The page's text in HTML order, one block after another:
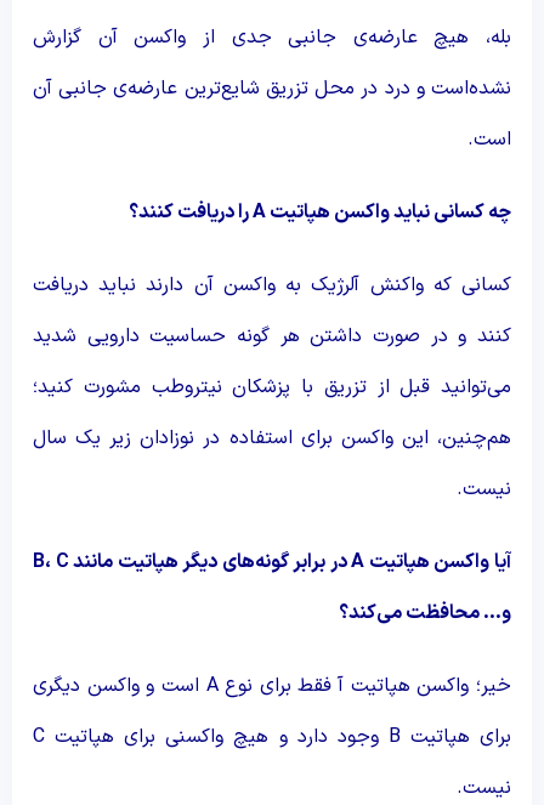
بله، هیچ عارضه‌ی جانبی جدی از واکسن آن گزارش
نشده‌است و درد در محل تزریق شایع‌ترین عارضه‌ی جانبی آن
است.
چه کسانی نباید واکسن هپاتیت را دریافت کنند؟
کسانی که واکنش آلرژیک به واکسن آن دارند نباید دریافت
کنند و در صورت داشتن هر گونه حساسیت دارویی شدید
می‌توانید قبل از تزریق با پزشکان نیتروطب مشورت کنید؛
هم‌چنین، این واکسن برای استفاده در نوزادان زیر یک سال
نیست.
آیا واکسن هپاتیت در برابر گونه‌های دیگر هپاتیت مانند B، C
و… محافظت می‌کند؟
خیر؛ واکسن هپاتیت آ فقط برای نوع A است و واکسن دیگری
برای هپاتیت B وجود دارد و هیچ واکسنی برای هپاتیت C
نیست.